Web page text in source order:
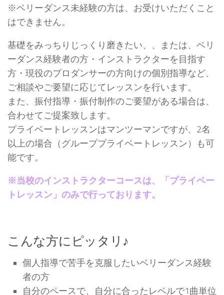
※ベリーダンス未経験の方は、お受けいただくこと
はできません。
基礎をみっちりじっくり磨きたい、、または、ベリ
ーダンス経験者の方・インストラクターを目指す
方・現役のプロダンサーの方向けの個別指導など、
ご相談やご要望に応じてレッスンを行います。
また、振付指導・振付制作のご要望がある場合は、
合わせてご提案致します。
プライベートレッスンはマンツーマンですが、2名
以上の場合（グループプライベートレッスン）も可
能です。
※当校のインストラクターコースは、「プライベー
トレッスン」のみで行っております。
こんな方にピッタリ♪
個人指導で苦手を克服したいベリーダンス経験
者の方
自分のペースで、自分に合ったレベルで1曲単位